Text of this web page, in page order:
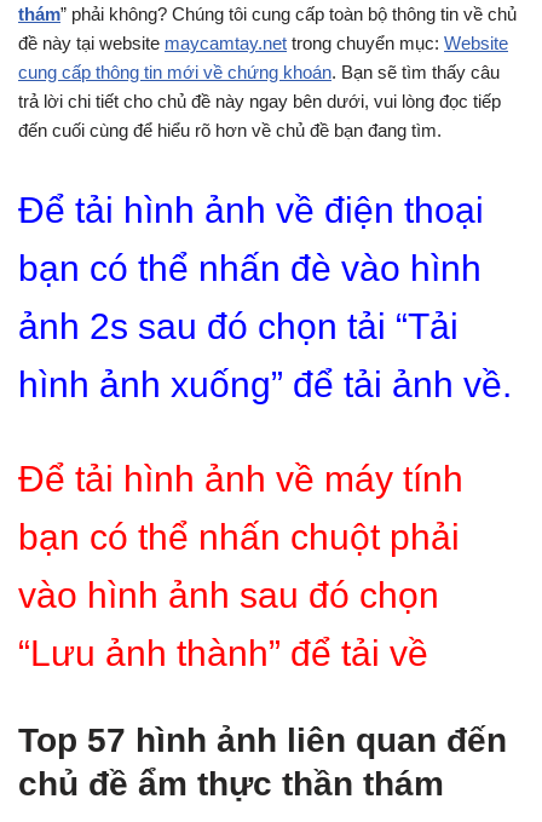
thám” phải không? Chúng tôi cung cấp toàn bộ thông tin về chủ
đề này tại website maycamtay.net trong chuyển mục: Website
cung cấp thông tin mới về chứng khoán. Bạn sẽ tìm thấy câu
trả lời chi tiết cho chủ đề này ngay bên dưới, vui lòng đọc tiếp
đến cuối cùng để hiểu rõ hơn về chủ đề bạn đang tìm.
Để tải hình ảnh về điện thoại
bạn có thể nhấn đè vào hình
ảnh 2s sau đó chọn tải “Tải
hình ảnh xuống” để tải ảnh về.
Để tải hình ảnh về máy tính
bạn có thể nhấn chuột phải
vào hình ảnh sau đó chọn
“Lưu ảnh thành” để tải về
Top 57 hình ảnh liên quan đến
chủ đề ẩm thực thần thám